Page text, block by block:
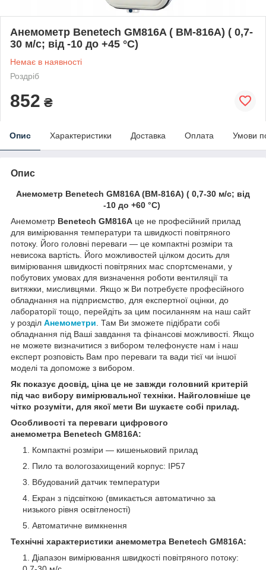
Анемометр Benetech GM816A ( ВМ-816А) ( 0,7-
30 м/с; від -10 до +45 °C)
Немає в наявності
Роздріб
852 ₴
Опис Характеристики Доставка Оплата Умови
Опис
Анемометр Benetech GM816A (ВМ-816А) ( 0,7-30 м/с; від
-10 до +60 °C)
Анемометр Benetech GM816A це не професійний прилад
для вимірювання температури та швидкості повітряного
потоку. Його головні переваги — це компактні розміри та
невисока вартість. Його можливостей цілком досить для
вимірювання швидкості повітряних мас спортсменами, у
побутових умовах для визначення роботи вентиляції та
витяжки, мисливцями. Якщо ж Ви потребуєте професійного
обладнання на підприємство, для експертної оцінки, до
лабораторії тощо, перейдіть за цим посиланням на наш сайт
у розділ Анемометри . Там Ви зможете підібрати собі
обладнання під Ваші завдання та фінансові можливості. Якщо
не можете визначитися з вибором телефонуєте нам і наш
експерт розповість Вам про переваги та вади тієї чи іншої
моделі та допоможе з вибором.
Як показує досвід, ціна це не завжди головний критерій
під час вибору вимірювальної техніки. Найголовніше це
чітко розуміти, для якої мети Ви шукаєте собі прилад.
Особливості та переваги цифрового
анемометра Benetech GM816A:
Компактні розміри — кишеньковий прилад
Пило та вологозахищений корпус: IP57
Вбудований датчик температури
Екран з підсвіткою (вмикається автоматично за
низького рівня освітленості)
Автоматичне вимкнення
Технічні характеристики анемометра Benetech GM816A:
Діапазон вимірювання швидкості повітряного потоку: